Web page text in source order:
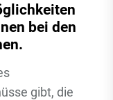
bei den
gibt, die